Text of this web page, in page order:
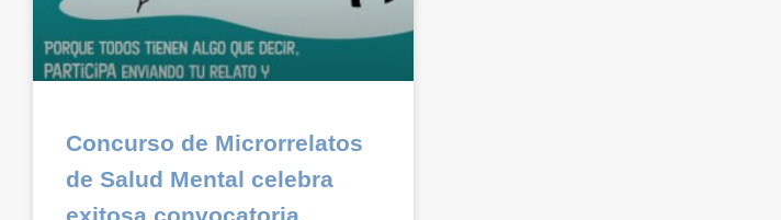
Concurso de Microrrelatos
de Salud Mental celebra
exitosa convocatoria